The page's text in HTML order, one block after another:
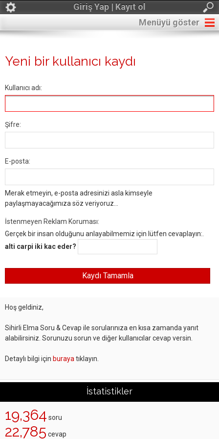
Giriş Yap | Kayıt ol
Menüyü göster
Yeni bir kullanıcı kaydı
Kullanıcı adı:
Şifre:
E-posta:
Merak etmeyin, e-posta adresinizi asla kimseyle
paylaşmayacağımıza söz veriyoruz...
İstenmeyen Reklam Koruması:
Gerçek bir insan olduğunu anlayabilmemiz için lütfen cevaplayın:.
alti carpi iki kac eder?
Hoş geldiniz,
Sihirli Elma Soru & Cevap ile sorularınıza en kısa zamanda yanıt
alabilirsiniz. Sorunuzu sorun ve diğer kullanıcılar cevap versin.
Detaylı bilgi için buraya tıklayın.
İstatistikler
19,364 soru
22,785 cevap